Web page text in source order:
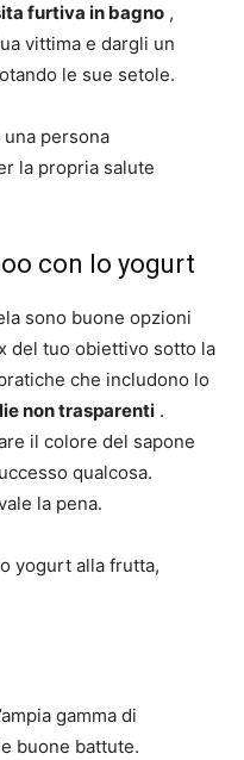
furtiva in bagno ,
vittima e dargli un
le sue setole.
persona
la propria salute
con lo yogurt
sono buone opzioni
del tuo obiettivo sotto la
che includono lo
non trasparenti .
il colore del sapone
qualcosa.
la pena.
yogurt alla frutta,
gamma di
buone battute.